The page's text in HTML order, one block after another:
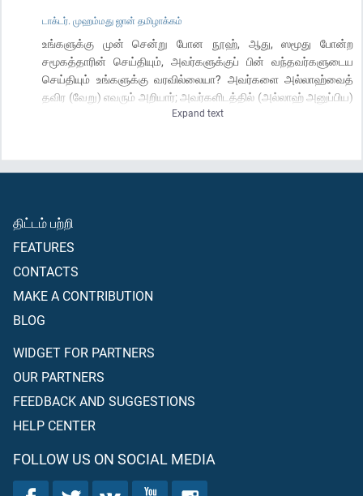
டாக்டர். முஹம்மது ஜான் தமிழாக்கம்
உங்களுக்கு முன் சென்று போன நூஹ், ஆது, ஸமூது போன்ற
சமூகத்தாரின் செய்தியும், அவர்களுக்குப் பின் வந்தவர்களுடைய
செய்தியும் உங்களுக்கு வரவில்லையா? அவர்களை அல்லாஹ்வைத்
தவிர (வேறு) எவரும் அறியார்; அவர்களிடத்தில் (அல்லாஹ் அனுப்பிய)
அவர்களுடைய (இறை) தூதர்கள் தெளிவான அத்தாட்சிகளைக்
இருக்கிறோம்” என்று கூறினார்கள்.
Expand text
திட்டம் பற்றி
FEATURES
CONTACTS
MAKE A CONTRIBUTION
BLOG
WIDGET FOR PARTNERS
OUR PARTNERS
FEEDBACK AND SUGGESTIONS
HELP CENTER
FOLLOW US ON SOCIAL MEDIA